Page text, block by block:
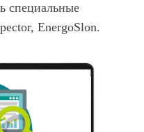
специальные
EnergoSlon.